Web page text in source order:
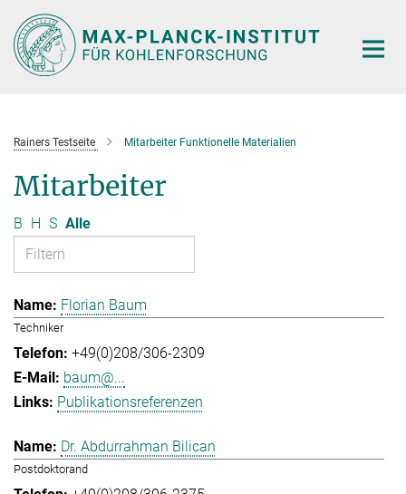
Hauptinhalt
Rainers Testseite Mitarbeiter Funktionelle Materialien
Mitarbeiter
B H S Alle
Florian Baum
Techniker
+49(0)208/306-2309
baum@...
Publikationsreferenzen
Dr. Abdurrahman Bilican
Postdoktorand